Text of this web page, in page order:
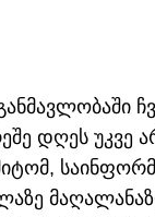
დღეს უკვე